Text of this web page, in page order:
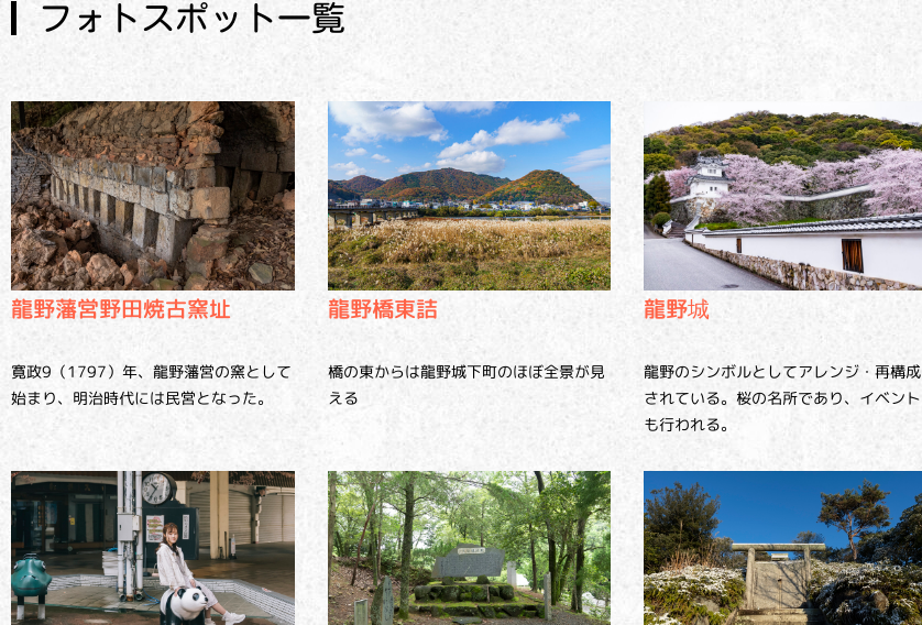
フォトスポット一覧
龍野藩営野田焼古窯址
寛政9（1797）年、龍野藩営の窯として
始まり、明治時代には民営となった。
龍野橋東詰
橋の東からは龍野城下町のほぼ全景が見
える
龍野城
龍野のシンボルとしてアレンジ・再構成
されている。桜の名所であり、イベント
も行われる。